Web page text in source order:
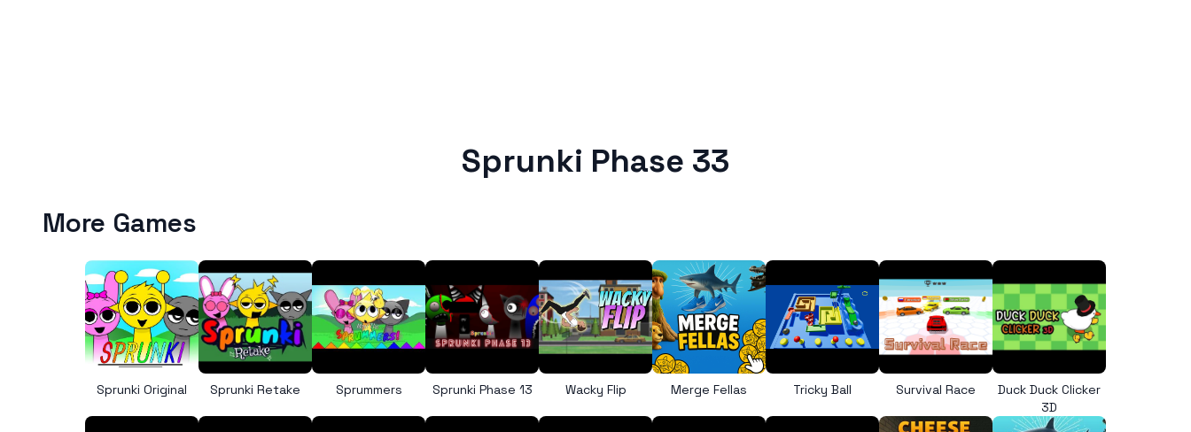
Sprunki Phase 33
More Games
Sprunki Original Sprunki Retake Sprummers Sprunki Phase 13 Wacky Flip Merge Fellas Tricky Ball Survival Race
Duck Duck Clicker
3D